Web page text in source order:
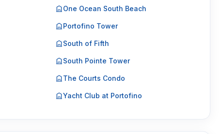
One Ocean South Beach
Portofino Tower
South of Fifth
South Pointe Tower
The Courts Condo
Yacht Club at Portofino